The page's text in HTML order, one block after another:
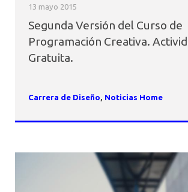
13 mayo 2015
Segunda Versión del Curso de
Programación Creativa.
Gratuita.
Carrera de Diseño, Noticias Home